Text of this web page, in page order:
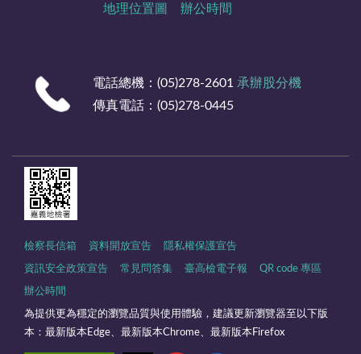
地理位置圖
辦公時間
電話總機：(05)278-2601 承辦股分機
傳真電話：(05)278-0445
檢察長信箱 資料開放宣告 隱私權保護宣告
資訊安全政策宣告 常見問答集 臺高檢電子報 QR code 專區
辦公時間
為提供更為穩定的瀏覽品質與使用體驗，建議更新瀏覽器至以下版
本：最新版本Edge、最新版本Chrome、最新版本Firefox